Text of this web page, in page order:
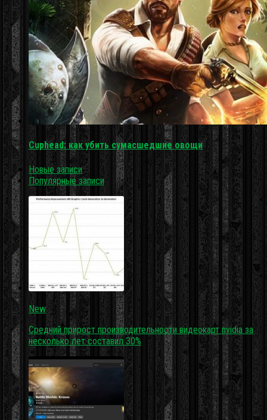
Cuphead: как убить сумасшедшие овощи
Новые записи
Популярные записи
New
Средний прирост производительности видеокарт nvidia за
несколько лет составил 30%